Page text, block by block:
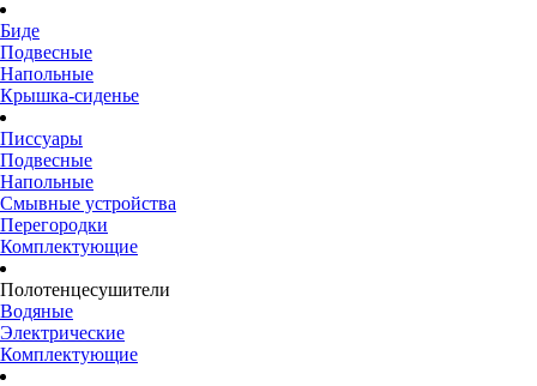
Биде
Подвесные
Напольные
Крышка-сиденье
Писсуары
Подвесные
Напольные
Смывные устройства
Перегородки
Комплектующие
Полотенцесушители
Водяные
Электрические
Комплектующие